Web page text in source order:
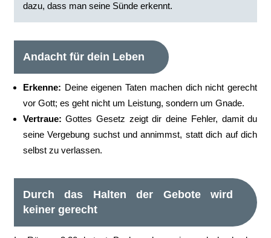
dazu, dass man seine Sünde erkennt.‭
Andacht für dein Leben
Erkenne: Deine eigenen Taten machen dich nicht gerecht
vor Gott; es geht nicht um Leistung, sondern um Gnade.
Vertraue: Gottes Gesetz zeigt dir deine Fehler, damit du
seine Vergebung suchst und annimmst, statt dich auf dich
selbst zu verlassen.
Durch das Halten der Gebote wird
keiner gerecht